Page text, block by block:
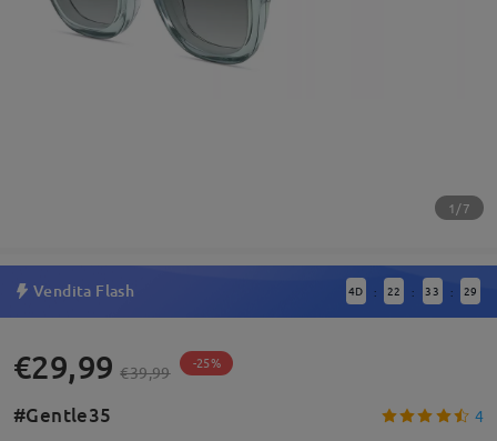
1/7
Vendita Flash 4D : 22 : 33 : 28
€29,99 €39,99 -25%
#Gentle35 4